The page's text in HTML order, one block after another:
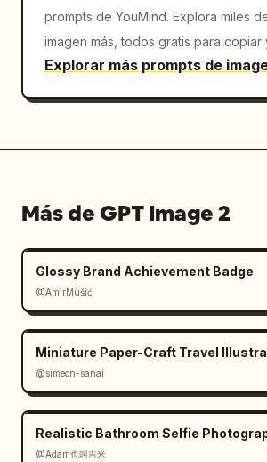
prompts de YouMind. Explora miles
imagen más, todos gratis para copiar
Explorar más prompts de
Más de GPT Image 2
Glossy Brand Achievement Badge
@AmirMušić
Miniature Paper-Craft Travel
@simeon-sanai
Realistic Bathroom Selfie
@Adam也叫吉米